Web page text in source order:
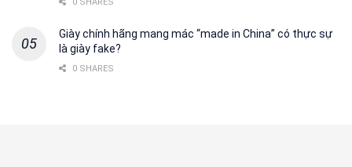
Giày chính hãng mang mác “made in China” có thực sự
là giày fake?
0 SHARES